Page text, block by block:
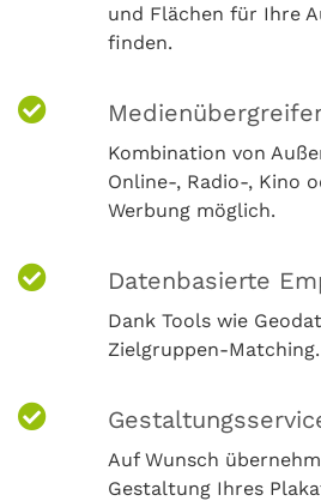
und Flächen für Ihre
finden.
Kombination von
Online-, Radio-, Kino
Werbung möglich.
Datenbasierte
Dank Tools wie
Zielgruppen-Matching.
Auf Wunsch
Gestaltung Ihres